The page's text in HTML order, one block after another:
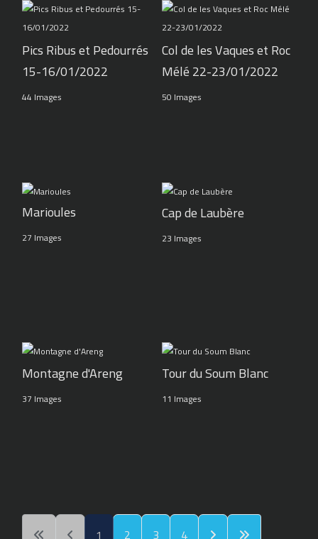
Pics Ribus et Pedourrés
15-16/01/2022
44 Images
Col de les Vaques et Roc
Mélé 22-23/01/2022
50 Images
Marioules
27 Images
Cap de Laubère
23 Images
Montagne d'Areng
37 Images
Tour du Soum Blanc
11 Images